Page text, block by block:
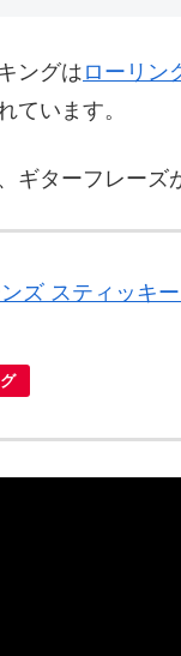
ングは ローリン
ています。
ギターフレーズ
ズ スティッキ